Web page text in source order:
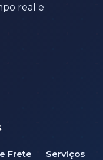
real e
Frete Serviços